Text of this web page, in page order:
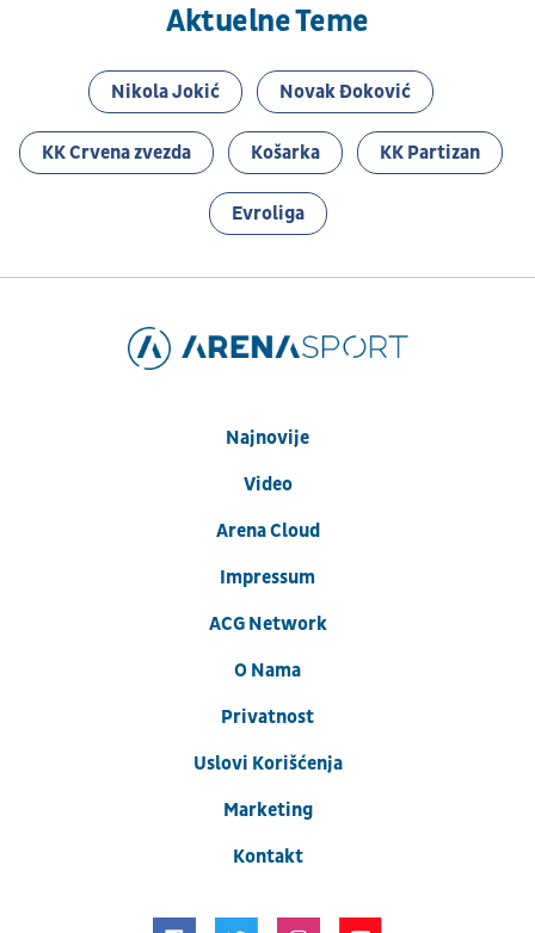
Aktuelne Teme
Nikola Jokić Novak Đoković
KK Crvena zvezda Košarka KK Partizan
Evroliga
Najnovije
Video
Arena Cloud
Impressum
ACG Network
O Nama
Privatnost
Uslovi Korišćenja
Marketing
Kontakt